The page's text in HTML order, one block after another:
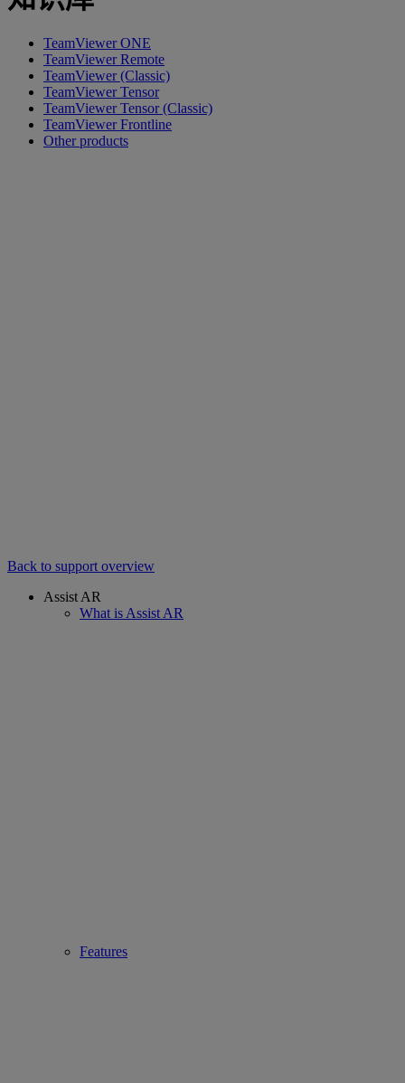
TeamViewer ONE
TeamViewer Remote
TeamViewer (Classic)
TeamViewer Tensor
TeamViewer Tensor (Classic)
TeamViewer Frontline
Other products
Back to support overview
Assist AR
What is Assist AR
Features